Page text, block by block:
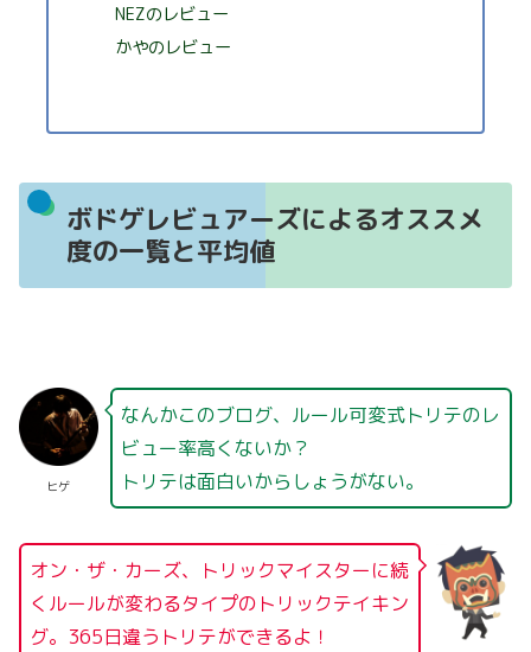
NEZのレビュー
かやのレビュー
ボドゲレビュアーズによるオススメ
度の一覧と平均値
ヒゲ
なんかこのブログ、ルール可変式トリテのレ
ビュー率高くないか？
トリテは面白いからしょうがない。
オン・ザ・カーズ、トリックマイスターに続
くルールが変わるタイプのトリックテイキン
グ。365日違うトリテができるよ！